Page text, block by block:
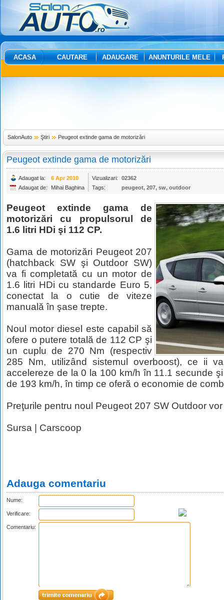
ACASA CAUTARE ADAUGARE ANUNTURILE MELE
SalonAuto Ştiri Peugeot extinde gama de motorizări
Peugeot extinde gama de motorizări
Adaugat la: 6 Apr 2010 Vizualizari:
02362
Adaugat de:
Mihai Baghina Tags: peugeot, 207, sw, outdoor
Peugeot extinde gama de
motorizări cu propulsorul de
1.6 litri HDi şi 112 CP.
Gama de motorizări Peugeot 207
(hatchback SW şi Outdoor SW)
va fi completată cu un motor de
1.6 litri HDi cu standarde Euro 5,
conectat la o cutie de viteze
manuală în şase trepte.
Noul motor diesel este capabil să
ofere o putere totală de 112 CP şi
un cuplu de 270 Nm (respectiv
285 Nm, utilizând sistemul overboost), ce ii
accelereze de la 0 la 100 km/h în 11.1 secunde
de 193 km/h, în timp ce oferă o economie de
Preţurile pentru noul Peugeot 207 SW Outdoor
Sursa | Carscoop
Adauga comentariu
Nume:
Verificare:
Comentariu: